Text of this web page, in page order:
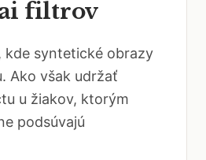
filtrov
kde syntetické obrazy
Ako však udržať
u žiakov, ktorým
podsúvajú